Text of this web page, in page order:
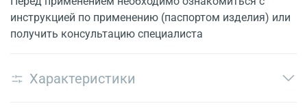
инструкцией по применению (паспортом изделия) или
получить консультацию специалиста
Характеристики